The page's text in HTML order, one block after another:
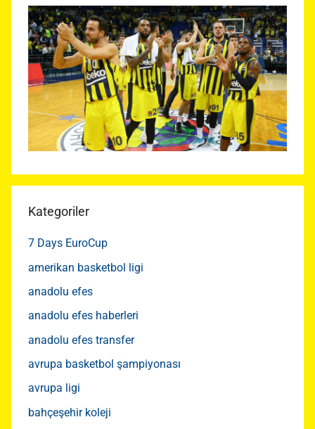
Kategoriler
7 Days EuroCup
amerikan basketbol ligi
anadolu efes
anadolu efes haberleri
anadolu efes transfer
avrupa basketbol şampiyonası
avrupa ligi
bahçeşehir koleji